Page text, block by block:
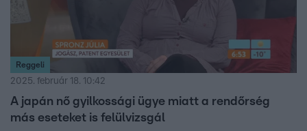
Reggeli
2025. február 18. 10:42
A japán nő gyilkossági ügye miatt a rendőrség
más eseteket is felülvizsgál